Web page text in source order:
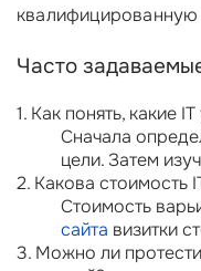
Часто
1. Как понять, какие
Сначала
цели. Затем
2. Какова стоимость
Стоимость
сайта визитки
3. Можно ли